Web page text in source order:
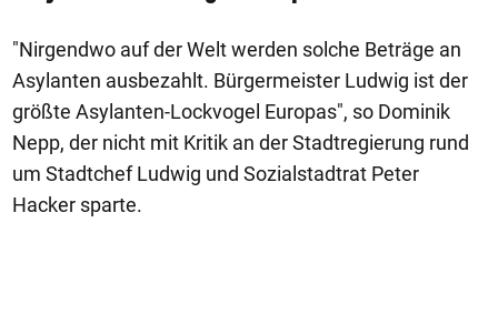
"Nirgendwo auf der Welt werden solche Beträge an
Asylanten ausbezahlt. Bürgermeister Ludwig ist der
größte Asylanten-Lockvogel Europas", so Dominik
Nepp, der nicht mit Kritik an der Stadtregierung rund
um Stadtchef Ludwig und Sozialstadtrat Peter
Hacker sparte.